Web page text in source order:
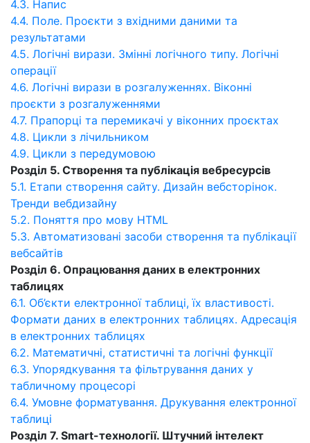
4.3. Напис
4.4. Поле. Проєкти з вхідними даними та
результатами
4.5. Логічні вирази. Змінні логічного типу. Логічні
операції
4.6. Логічні вирази в розгалуженнях. Віконні
проєкти з розгалуженнями
4.7. Прапорці та перемикачі у віконних проєктах
4.8. Цикли з лічильником
4.9. Цикли з передумовою
Розділ 5. Створення та публікація вебресурсів
5.1. Етапи створення сайту. Дизайн вебсторінок.
Тренди вебдизайну
5.2. Поняття про мову HTML
5.3. Автоматизовані засоби створення та публікації
вебсайтів
Розділ 6. Опрацювання даних в електронних
таблицях
6.1. Об’єкти електронної таблиці, їх властивості.
Формати даних в електронних таблицях. Адресація
в електронних таблицях
6.2. Математичні, статистичні та логічні функції
6.3. Упорядкування та фільтрування даних у
табличному процесорі
6.4. Умовне форматування. Друкування електронної
таблиці
Розділ 7. Smart-технології. Штучний інтелект